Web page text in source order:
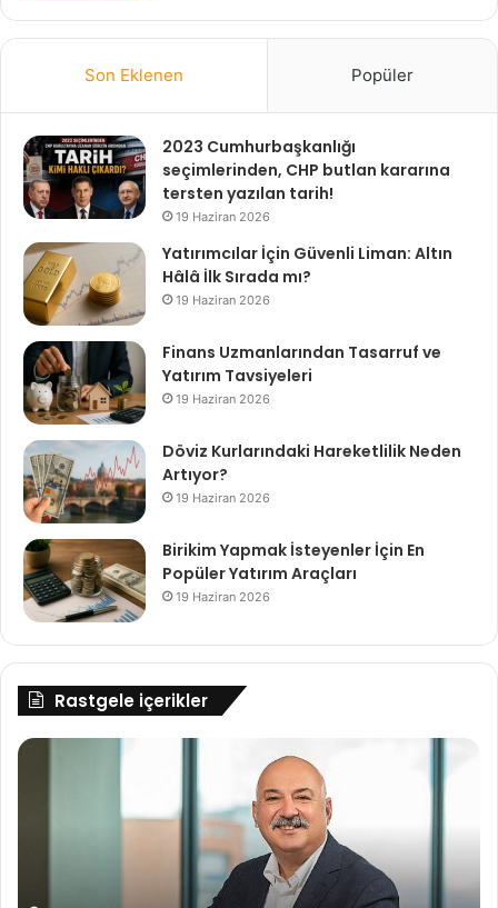
Son Eklenen Popüler
2023 Cumhurbaşkanlığı
seçimlerinden, CHP butlan kararına
tersten yazılan tarih!
19 Haziran 2026
Yatırımcılar İçin Güvenli Liman: Altın
Hâlâ İlk Sırada mı?
19 Haziran 2026
Finans Uzmanlarından Tasarruf ve
Yatırım Tavsiyeleri
19 Haziran 2026
Döviz Kurlarındaki Hareketlilik Neden
Artıyor?
19 Haziran 2026
Birikim Yapmak İsteyenler İçin En
Popüler Yatırım Araçları
19 Haziran 2026
Rastgele içerikler
Aksigorta,